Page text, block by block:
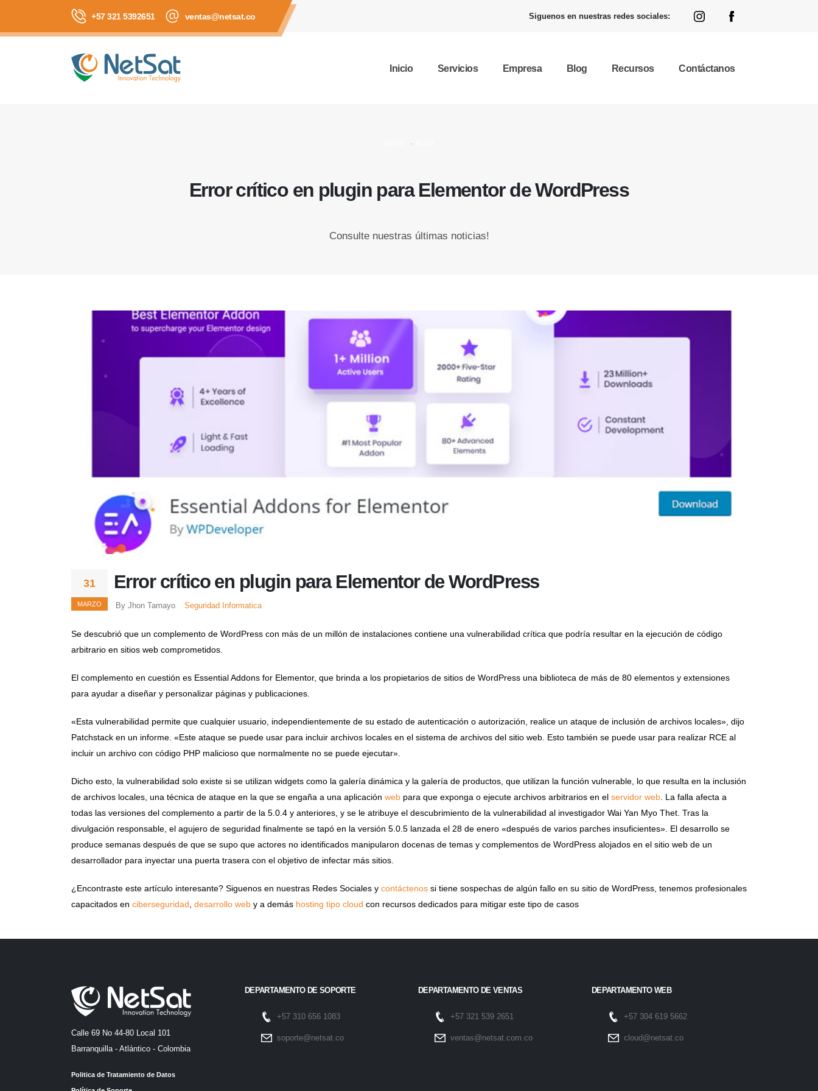
+57 321 5392651 ventas@netsat.co Siguenos en nuestras redes sociales:
Inicio Servicios Empresa Blog Recursos Contáctanos
Error crítico en plugin para Elementor de WordPress
Consulte nuestras últimas noticias!
31
MARZO
Error crítico en plugin para Elementor de WordPress
By Jhon Tamayo Seguridad Informatica
Se descubrió que un complemento de WordPress con más de un millón de instalaciones contiene una vulnerabilidad crítica que podría resultar en la ejecución de código
arbitrario en sitios web comprometidos.
El complemento en cuestión es Essential Addons for Elementor, que brinda a los propietarios de sitios de WordPress una biblioteca de más de 80 elementos y extensiones
para ayudar a diseñar y personalizar páginas y publicaciones.
«Esta vulnerabilidad permite que cualquier usuario, independientemente de su estado de autenticación o autorización, realice un ataque de inclusión de archivos locales», dijo
Patchstack en un informe. «Este ataque se puede usar para incluir archivos locales en el sistema de archivos del sitio web. Esto también se puede usar para realizar RCE al
incluir un archivo con código PHP malicioso que normalmente no se puede ejecutar».
Dicho esto, la vulnerabilidad solo existe si se utilizan widgets como la galería dinámica y la galería de productos, que utilizan la función vulnerable, lo que resulta en la inclusión
de archivos locales, una técnica de ataque en la que se engaña a una aplicación web para que exponga o ejecute archivos arbitrarios en el servidor web . La falla afecta a
todas las versiones del complemento a partir de la 5.0.4 y anteriores, y se le atribuye el descubrimiento de la vulnerabilidad al investigador Wai Yan Myo Thet. Tras la
divulgación responsable, el agujero de seguridad finalmente se tapó en la versión 5.0.5 lanzada el 28 de enero «después de varios parches insuficientes». El desarrollo se
produce semanas después de que se supo que actores no identificados manipularon docenas de temas y complementos de WordPress alojados en el sitio web de un
desarrollador para inyectar una puerta trasera con el objetivo de infectar más sitios.
¿Encontraste este artículo interesante? Siguenos en nuestras Redes Sociales y contáctenos si tiene sospechas de algún fallo en su sitio de WordPress, tenemos profesionales
capacitados en ciberseguridad desarrollo web y a demás hosting tipo cloud con recursos dedicados para mitigar este tipo de casos
Calle 69 No 44-80 Local 101
Barranquilla - Atlántico - Colombia
Politica de Tratamiento de Datos
DEPARTAMENTO DE SOPORTE
+57 310 656 1083
soporte@netsat.co
DEPARTAMENTO DE VENTAS
+57 321 539 2651
ventas@netsat.com.co
DEPARTAMENTO WEB
+57 304 619 5662
cloud@netsat.co